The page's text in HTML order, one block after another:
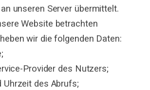
unseren Server übermittelt.
Website betrachten
wir die folgenden Daten:
Provider des Nutzers;
Uhrzeit des Abrufs;